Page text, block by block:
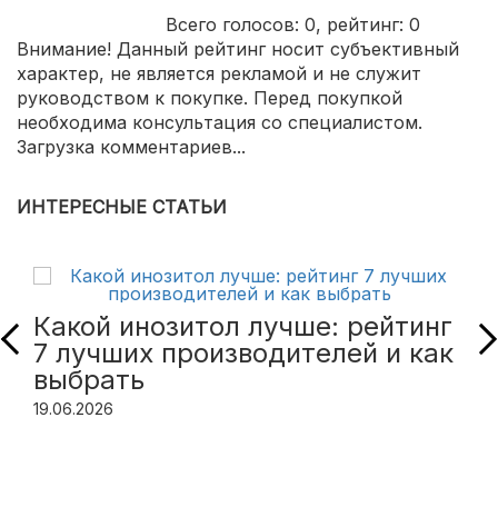
Всего голосов: 0, рейтинг: 0
Внимание! Данный рейтинг носит субъективный
характер, не является рекламой и не служит
руководством к покупке. Перед покупкой
необходима консультация со специалистом.
Загрузка комментариев...
ИНТЕРЕСНЫЕ СТАТЬИ
Какой инозитол лучше: рейтинг
7 лучших производителей и как
выбрать
19.06.2026